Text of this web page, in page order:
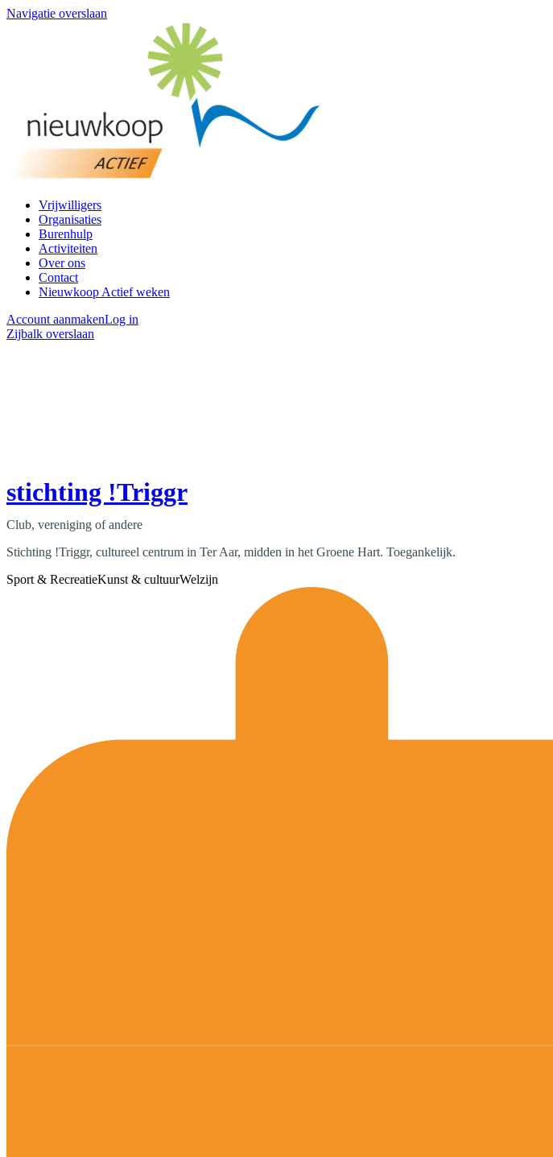
Navigatie overslaan
Vrijwilligers
Organisaties
Burenhulp
Activiteiten
Over ons
Contact
Nieuwkoop Actief weken
Account aanmakenLog in
Zijbalk overslaan
stichting !Triggr
Club, vereniging of andere
Stichting !Triggr, cultureel centrum in Ter Aar, midden in het Groene Hart. Toegankelijk.
Sport & RecreatieKunst & cultuurWelzijn